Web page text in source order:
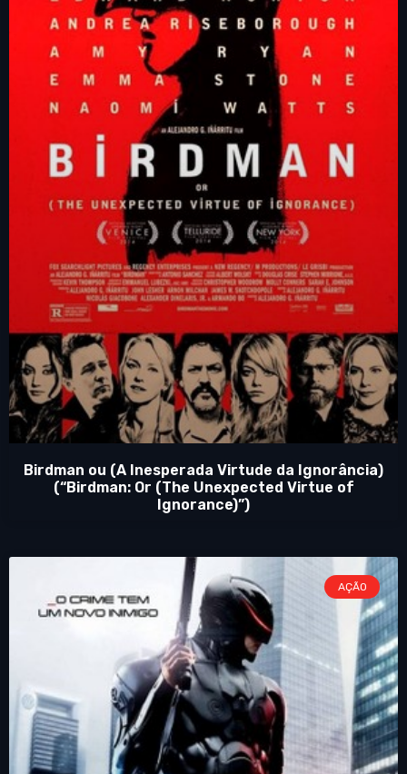
Birdman ou (A Inesperada Virtude da Ignorância)
(“Birdman: Or (The Unexpected Virtue of
Ignorance)”)
AÇÃO